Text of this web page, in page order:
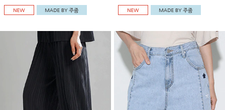
단으로 제작된 와이드팬츠! 베이직한 디자인으
로 코디 활용도가 높은 아이템이에요~
니다~ 뒷밴딩으로 편안하며 깔끔한 디자인으
로 다양한 코디에 활용가능! 세일러카라 나시